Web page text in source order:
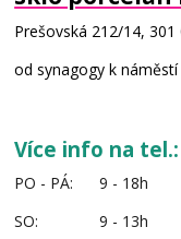
Prešovská 212/14, 301
od synagogy k náměstí
Více info na tel.:
PO - PÁ: 9 - 18h
SO: 9 - 13h